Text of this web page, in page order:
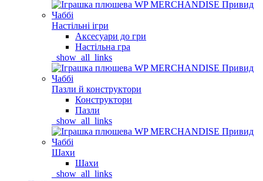
Настільні ігри
Аксесуари до гри
Настільна гра
_show_all_links
Пазли й конструктори
Конструктори
Пазли
_show_all_links
Шахи
Шахи
_show_all_links